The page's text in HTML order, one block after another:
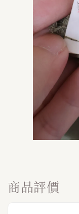
商品評價